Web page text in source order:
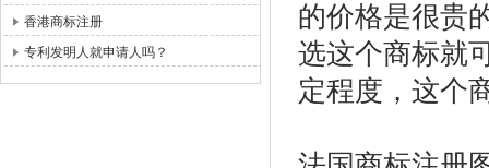
香港商标注册
专利发明人就申请人吗？
的价格是很贵
选这个商标就
定程度，这个